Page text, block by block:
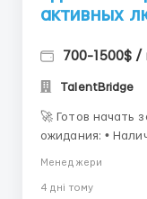
активных
700-1500$ /
TalentBridge
🚀 Готов начать
ожидания: •
📌 Основные
Менеджери
4 днi тому